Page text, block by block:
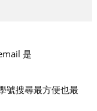
是
號搜尋最方便也最